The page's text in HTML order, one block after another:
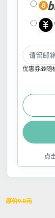
优惠券🎁随
点
原价9.0元